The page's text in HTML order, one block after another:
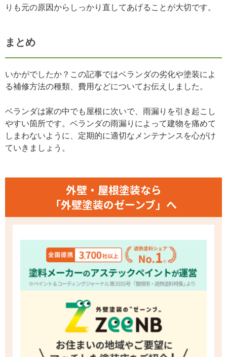
りも元の原因からしっかり直してあげることが大切です。
まとめ
いかがでしたか？この記事ではベランダの劣化や塗装によ
る補修方法の種類、費用などについてお伝えしました。
ベランダは家の中でも屋根に次いで、雨漏りを引き起こし
やすい箇所です。ベランダの雨漏りによって建物を痛めて
しまわないように、定期的に適切なメンテナンスを心がけ
ていきましょう。
外壁・屋根塗装なら
「外壁塗装のゼーンブ」へ